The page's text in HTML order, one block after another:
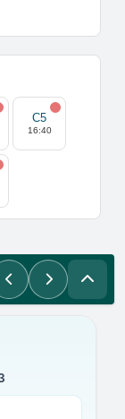
C5
16:40
PrécédentSuivant